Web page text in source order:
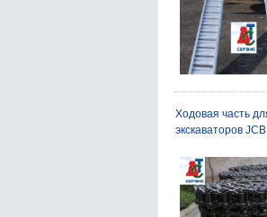
Ходовая часть
экскаваторов JCB